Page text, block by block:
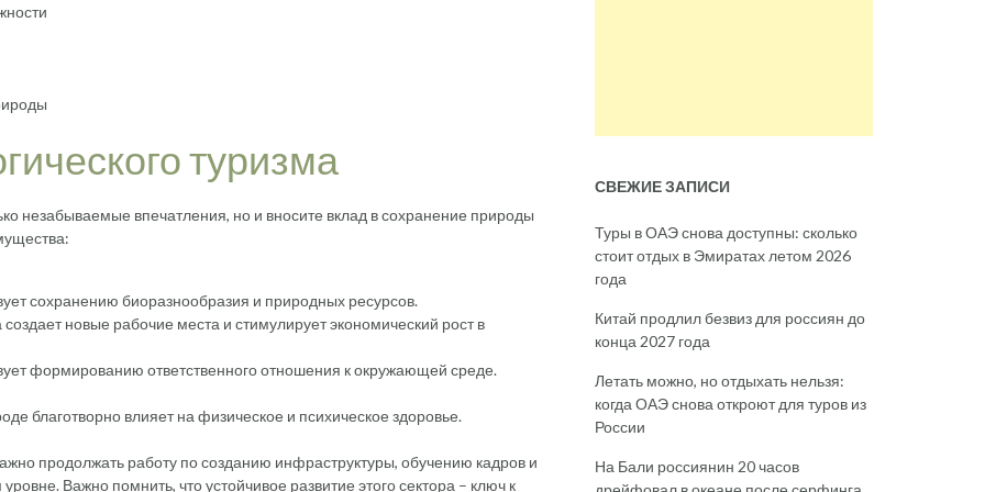
туризма
незабываемые впечатления, но и вносите вклад в сохранение природы
сохранению биоразнообразия и природных ресурсов.
создает новые рабочие места и стимулирует экономический рост в
формированию ответственного отношения к окружающей среде.
благотворно влияет на физическое и психическое здоровье.
продолжать работу по созданию инфраструктуры, обучению кадров и
Важно помнить, что устойчивое развитие этого сектора – ключ к
СВЕЖИЕ ЗАПИСИ
Туры в ОАЭ снова доступны: сколько
стоит отдых в Эмиратах летом 2026
года
Китай продлил безвиз для россиян до
конца 2027 года
Летать можно, но отдыхать нельзя:
когда ОАЭ снова откроют для туров из
России
На Бали россиянин 20 часов